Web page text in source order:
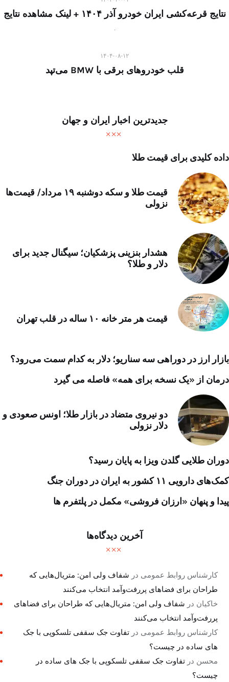
نتایج قرعه‌کشی ایران خودرو آذر ۱۴۰۴ + لینک مشاهده نتایج
۱۴۰۴-۰۸-۱۲
قلب خودروهای برقی با BMW می‌تپد
جدیدترین اخبار ایران و جهان
داده کلیدی برای قیمت طلا
قیمت طلا و سکه دوشنبه ۱۹ مرداد/ قیمت‌ها
نزولی
هشدار بنزینی پزشکیان؛ سیگنال جدید برای
دلار و طلا؟
قیمت هر متر خانه ۱۰ ساله در قلب تهران
بازار ارز در دوراهی سه سناریو؛ دلار به کدام سمت می‌رود؟
درمان از «یک نسخه برای همه» فاصله می گیرد
دو نیروی متضاد در بازار طلا؛ اونس صعودی و
دلار نزولی
دوران طلایی گلدن ویزا به پایان رسید؟
کمک‌های دارویی ۱۱ کشور به ایران در دوران جنگ
پیدا و پنهان «ارزان فروشی» مکمل در پلتفرم ها
آخرین دیدگاه‌ها
کارشناس روابط عمومی در شفاف ولی امن: متریال‌هایی که
طراحان برای فضاهای پررفت‌وآمد انتخاب می‌کنند
خاکیان در شفاف ولی امن: متریال‌هایی که طراحان برای فضاهای
پررفت‌وآمد انتخاب می‌کنند
کارشناس روابط عمومی درتفاوت جک سقفی تلسکوپی با جک
های ساده در چیست؟
محسن درتفاوت جک سقفی تلسکوپی با جک های ساده در
چیست؟